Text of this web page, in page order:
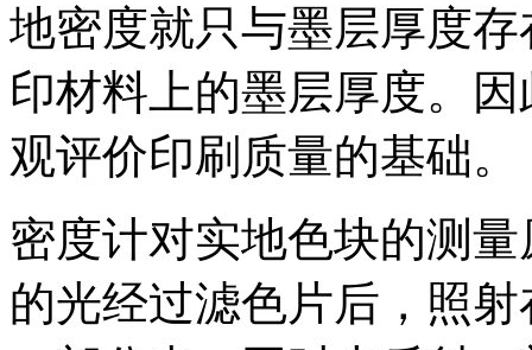
地密度就只与墨层厚度
印材料上的墨层厚度。
观评价印刷质量的基础。
密度计对实地色块的测
的光经过滤色片后，照